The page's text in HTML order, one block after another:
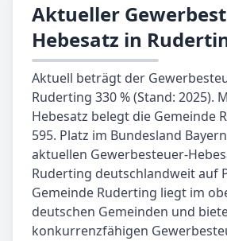
Aktueller
Hebesatz in
Aktuell beträgt der
Ruderting 330 % (Stand: 2025).
Hebesatz belegt die Gemeinde
595. Platz im Bundesland
aktuellen Gewerbesteuer-
Ruderting deutschlandweit auf
Gemeinde Ruderting liegt im
deutschen Gemeinden und
konkurrenzfähigen